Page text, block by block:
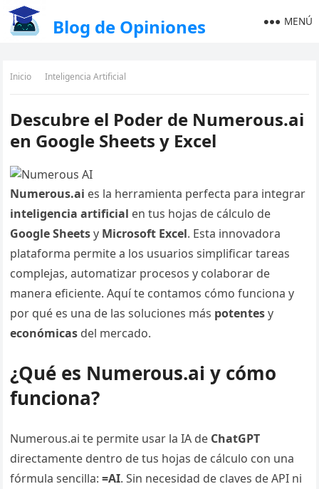
Blog de Opiniones MENÚ
Inicio Inteligencia Artificial
Descubre el Poder de Numerous.ai
en Google Sheets y Excel
Numerous.ai es la herramienta perfecta para integrar
inteligencia artificial en tus hojas de cálculo de
Google Sheetsy Microsoft Excel. Esta innovadora
plataforma permite a los usuarios simplificar tareas
complejas, automatizar procesos y colaborar de
manera eficiente. Aquí te contamos cómo funciona y
por qué es una de las soluciones más potentesy
económicas del mercado.
¿Qué es Numerous.ai y cómo
funciona?
Numerous.ai te permite usar la IA de ChatGPT
directamente dentro de tus hojas de cálculo con una
fórmula sencilla:=AI. Sin necesidad de claves de API ni